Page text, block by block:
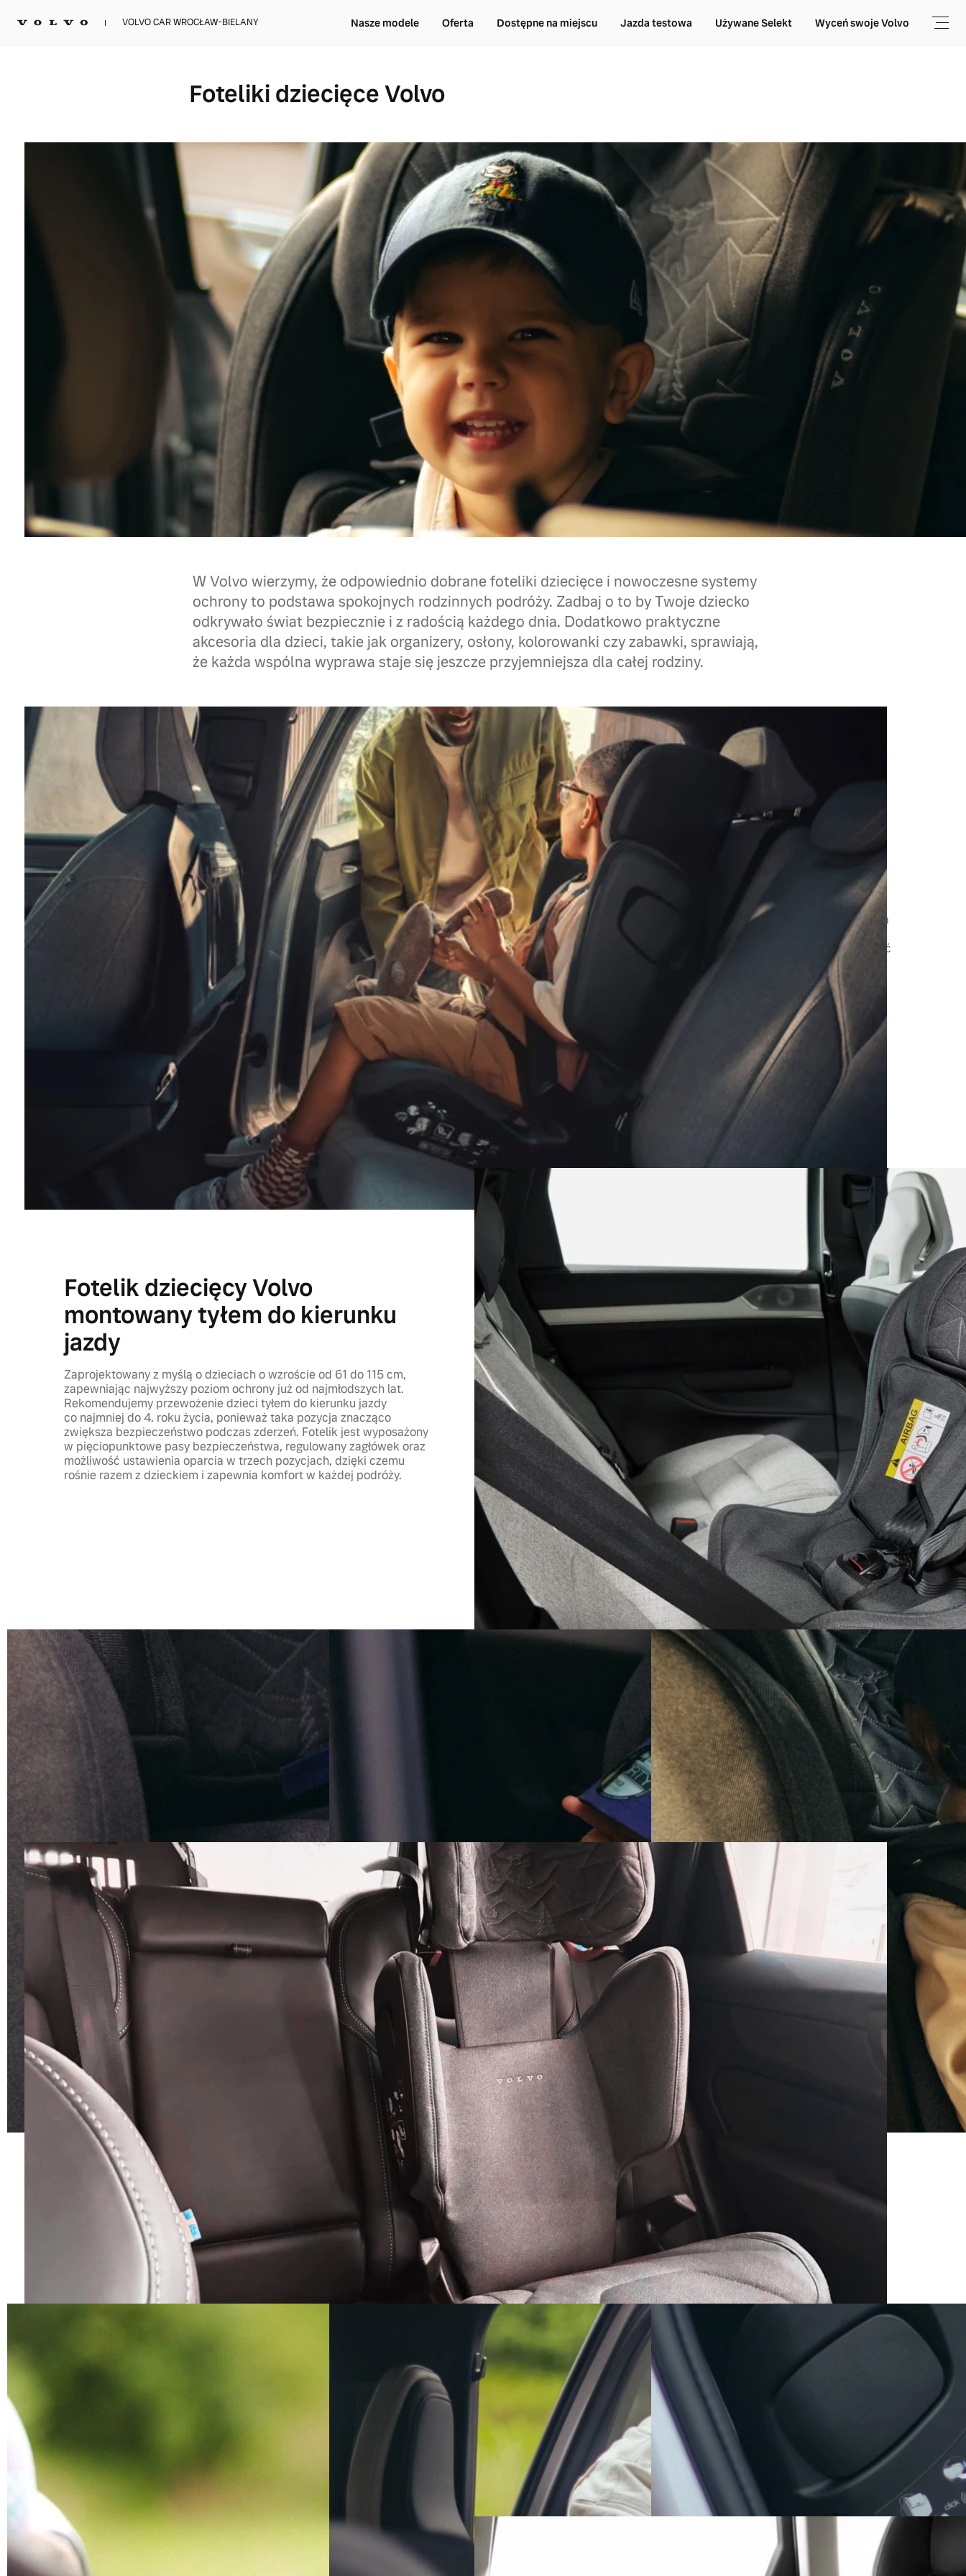
VOLVO CAR WROCŁAW-BIELANY Nasze modele Oferta Dostępne na miejscu Jazda testowa Używane Selekt Wyceń swoje Volvo
Foteliki dziecięce Volvo
W Volvo wierzymy, że odpowiednio dobrane foteliki dziecięce i nowoczesne systemy
ochrony to podstawa spokojnych rodzinnych podróży. Zadbaj o to by Twoje dziecko
odkrywało świat bezpiecznie i z radością każdego dnia. Dodatkowo praktyczne
akcesoria dla dzieci, takie jak organizery, osłony, kolorowanki czy zabawki, sprawiają,
że każda wspólna wyprawa staje się jeszcze przyjemniejsza dla całej rodziny.
Nasze foteliki dziecięce są zaprojektowane tak, aby rosły razem
z małymi podróżnikami - od pierwszych wspólnych tras aż po
rodzinne wyprawy pełne nowych odkryć. Dla młodszych dzieci liczy
się otulające bezpieczeństwo i komfort, a dla starszych - ergonomia
oraz ochrona, która pozwala z ciekawością patrzeć na świat
za oknem. Bo niezależnie od wieku, każda podróż powinna zaczynać
się od poczucia bezpieczeństwa.
Fotelik dziecięcy Volvo
montowany tyłem do kierunku
jazdy
Zaprojektowany z myślą o dzieciach o wzroście od 61 do 115 cm,
zapewniając najwyższy poziom ochrony już od najmłodszych lat.
Rekomendujemy przewożenie dzieci tyłem do kierunku jazdy
co najmniej do 4. roku życia, ponieważ taka pozycja znacząco
zwiększa bezpieczeństwo podczas zderzeń. Fotelik jest wyposażony
w pięciopunktowe pasy bezpieczeństwa, regulowany zagłówek oraz
możliwość ustawienia oparcia w trzech pozycjach, dzięki czemu
rośnie razem z dzieckiem i zapewnia komfort w każdej podróży.
Podwyższenie siedziska Volvo
Zaprojektowane dla dzieci o wzroście 105–150 cm, zapewniając
prawidłowe ułożenie pasa bezpieczeństwa i optymalną ochronę
podczas podróży przodem do kierunku jazdy. Konstrukcja fotelika
została opracowana i przetestowana zderzeniowo bezpośrednio
w środowisku samochodowym, aby skutecznie chronić dziecko
w różnych sytuacjach na drodze. Regulowany zagłówek oraz
mocowanie ISOFIX zwiększają komfort i stabilność, wspierając
bezpieczeństwo dziecka na każdym etapie wzrostu.